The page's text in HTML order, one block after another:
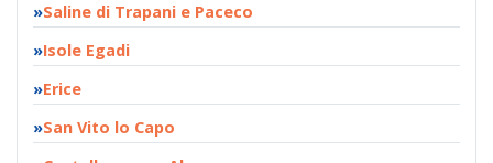
Saline di Trapani e Paceco
Isole Egadi
Erice
San Vito lo Capo